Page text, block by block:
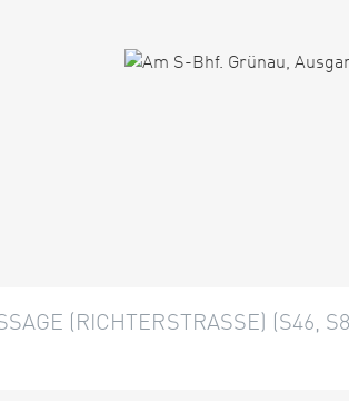
(RICHTERSTRASSE) (S46, S8,